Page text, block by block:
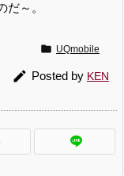
～。
 UQmobile
 Posted by KEN